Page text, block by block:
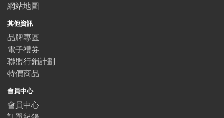
網站地圖
其他資訊
品牌專區
電子禮券
聯盟行銷計劃
特價商品
會員中心
會員中心